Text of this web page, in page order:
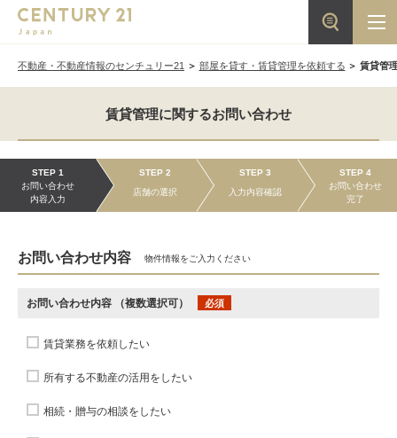
不動産・不動産情報のセンチュリー21 部屋を貸す・賃貸管理を依頼する 賃貸管
賃貸管理に関するお問い合わせ
STEP 1
お問い合わせ
内容入力
STEP 2
店舗の選択
STEP 3
入力内容確認
STEP 4
お問い合わせ
完了
お問い合わせ内容 物件情報をご入力ください
お問い合わせ内容 （複数選択可） 必須
賃貸業務を依頼したい
所有する不動産の活用をしたい
相続・贈与の相談をしたい